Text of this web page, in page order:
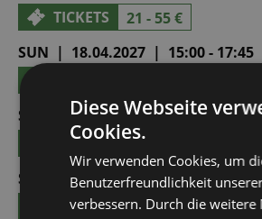
TICKETS
21 - 55 €
SUN | 18.04.2027 | 15:00 - 17:45
SAT | 01.05.2027 | 19:30 - 22:15
TICKETS
21 - 55 €
SUN | 02.05.2027 | 15:00 - 17:45
TICKETS
21 - 55 €
Diese Webseite
Cookies.
Wir verwenden Cookies, um
Benutzerfreundlichkeit
verbessern. Durch die weitere